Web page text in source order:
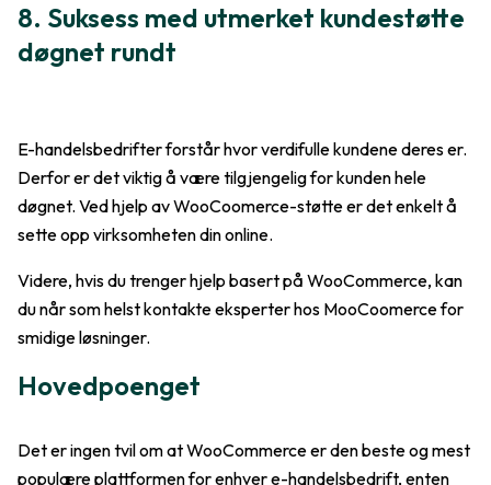
8. Suksess med utmerket kundestøtte
døgnet rundt
E-handelsbedrifter forstår hvor verdifulle kundene deres er.
Derfor er det viktig å være tilgjengelig for kunden hele
døgnet. Ved hjelp av WooCoomerce-støtte er det enkelt å
sette opp virksomheten din online.
Videre, hvis du trenger hjelp basert på WooCommerce, kan
du når som helst kontakte eksperter hos MooCoomerce for
smidige løsninger.
Hovedpoenget
Det er ingen tvil om at WooCommerce er den beste og mest
populære plattformen for enhver e-handelsbedrift, enten